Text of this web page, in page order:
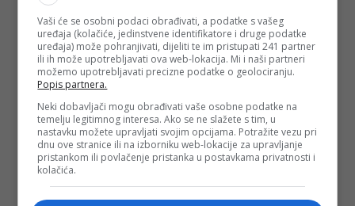
Vaši će se osobni podaci obrađivati, a podatke s vašeg
uređaja (kolačiće, jedinstvene identifikatore i druge podatke
uređaja) može pohranjivati, dijeliti te im pristupati 241 partner
ili ih može upotrebljavati ova web-lokacija. Mi i naši partneri
možemo upotrebljavati precizne podatke o geolociranju.
Popis partnera.
Neki dobavljači mogu obrađivati vaše osobne podatke na
temelju legitimnog interesa. Ako se ne slažete s tim, u
nastavku možete upravljati svojim opcijama. Potražite vezu pri
dnu ove stranice ili na izborniku web-lokacije za upravljanje
pristankom ili povlačenje pristanka u postavkama privatnosti i
kolačića.